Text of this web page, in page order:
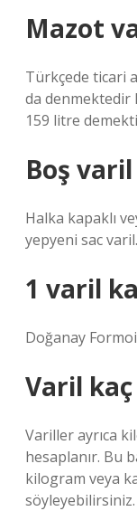
Mazot
Türkçede ticari
da denmektedir
159 litre
Boş
Halka kapaklı
yepyeni sac varil.
1 varil
Doğanay
Varil
Variller ayrıca
hesaplanır. Bu
kilogram veya